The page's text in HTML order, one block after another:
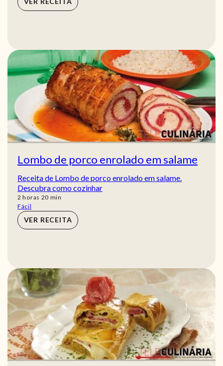
Lombo de porco enrolado em salame
Receita de Lombo de porco enrolado em salame.
Descubra como cozinhar
2 horas
horas 20 min
min
Fácil
VER RECEITA